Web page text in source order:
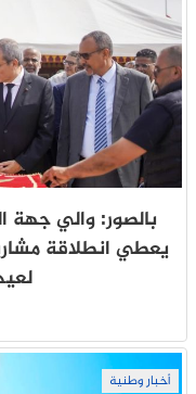
بالصور: والي جهة
أخبار وطنية